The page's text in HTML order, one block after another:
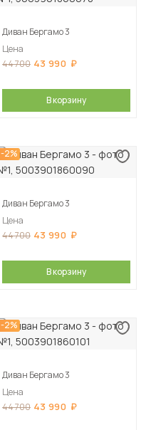
Диван Бергамо 3
Цена
44 700 43 990
В корзину
-2%
Диван Бергамо 3
Цена
44 700 43 990
В корзину
-2%
Диван Бергамо 3
Цена
44 700 43 990